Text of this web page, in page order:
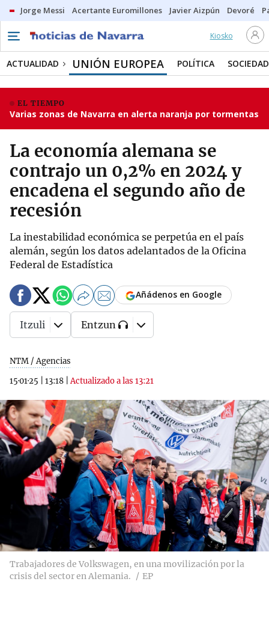
Jorge Messi Acertante Euromillones Javier Aizpún Devoré
Kiosko
ACTUALIDAD UNIÓN EUROPEA POLÍTICA SOCIEDAD
EL TIEMPO
Varias zonas de Navarra en alerta naranja por tormentas
La economía alemana se
contrajo un 0,2% en 2024 y
encadena el segundo año de
recesión
La inestabilidad económica se perpetúa en el país
alemán, según los datos adelantados de la Oficina
Federal de Estadística
NTM / Agencias
15·01·25
13:18 |Actualizado a las 13:21
Añádenos en Google
Itzuli Entzun
Trabajadores de Volkswagen, en una movilización por la
crisis del sector en Alemania.
EP